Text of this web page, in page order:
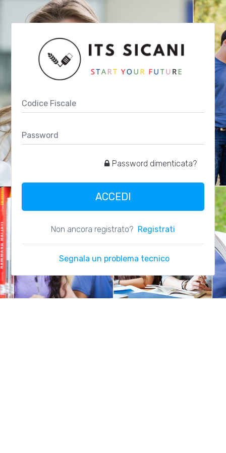
Password dimenticata?
ACCEDI
Non ancora registrato? Registrati
Segnala un problema tecnico